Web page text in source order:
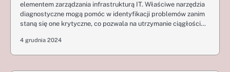
elementem zarządzania infrastrukturą IT. Właściwe narzędzia
diagnostyczne mogą pomóc w identyfikacji problemów zanim
staną się one krytyczne, co pozwala na utrzymanie ciągłości…
4 grudnia 2024